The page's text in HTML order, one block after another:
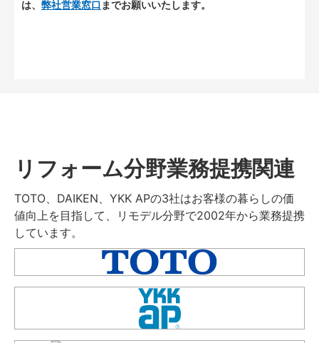
は、 弊社営業窓口 までお願いいたします。
リフォーム分野業務提携関連
TOTO、DAIKEN、YKK APの3社はお客様の暮らしの価
値向上を目指して、リモデル分野で2002年から業務提携
しています。